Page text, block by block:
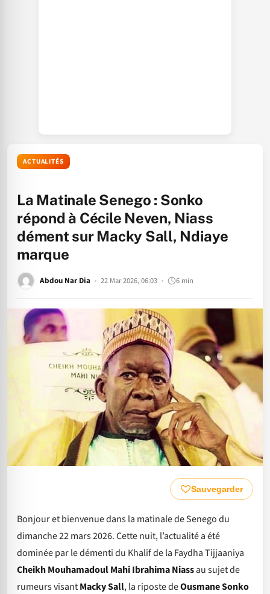
ACTUALITÉS
La Matinale Senego : Sonko
répond à Cécile Neven, Niass
dément sur Macky Sall, Ndiaye
marque
Abdou Nar Dia 22 Mar 2026, 06:03 6 min
Sauvegarder
Bonjour et bienvenue dans la matinale de Senego du
dimanche 22 mars 2026. Cette nuit, l’actualité a été
dominée par le démenti du Khalif de la Faydha Tijjaaniya
Cheikh Mouhamadoul Mahi Ibrahima Niassau sujet de
rumeurs visantMacky Sall, la riposte deOusmane Sonko